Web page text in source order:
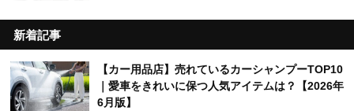
新着記事
【カー用品店】売れているカーシャンプーTOP10
｜愛車をきれいに保つ人気アイテムは？【2026年
6月版】